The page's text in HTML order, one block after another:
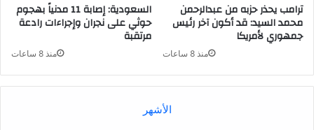
السعودية: إصابة 11 مدنياً بهجوم
حوثي على نجران وإجراءات رادعة
مرتقبة
منذ 8 ساعات
ترامب يحذر حزبه من عبدالرحمن
محمد السيد: قد أكون آخر رئيس
جمهوري لأمريكا
منذ 8 ساعات
الأشهر